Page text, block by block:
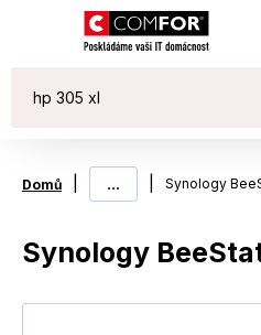
Domů ... Synology
Synology